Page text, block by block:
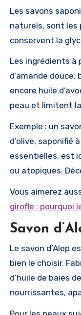
Les savons
naturels, sont les
conservent la
Les ingrédients à
d’amande douce,
encore huile
peau et limitent
Exemple : un
d’olive, saponifié
essentielles, est
ou atopiques.
Vous aimerez
girofle : pourquoi
Savon
Le savon d’Alep
bien le choisir.
d’huile de baies
nourrissantes,